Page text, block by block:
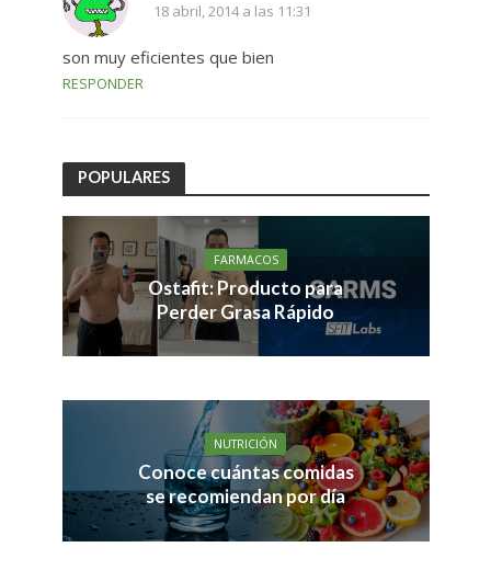
18 abril, 2014 a las 11:31
son muy eficientes que bien
RESPONDER
POPULARES
FARMACOS
Ostafit: Producto para
Perder Grasa Rápido
NUTRICIÓN
Conoce cuántas comidas
se recomiendan por día